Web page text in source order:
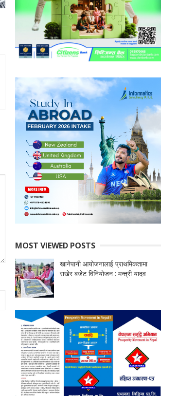
MOST VIEWED POSTS
खानेपानी आयोजनालाई प्राथमिकतामा
राखेर बजेट विनियोजन : मन्त्री यादव